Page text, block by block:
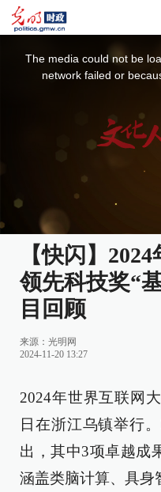
The media could not be
network failed or
【快闪】
领先科技奖“
目回顾
来源： 光明网
2024-11-20 13:27
2024年世界互联网
日在浙江乌镇举行
出，其中3项卓越成
涵盖类脑计算、具身